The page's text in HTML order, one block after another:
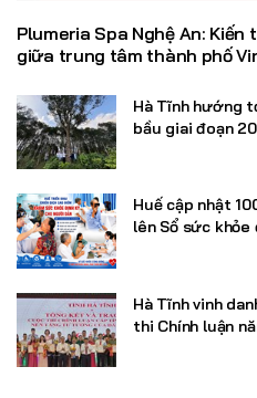
Plumeria Spa Nghệ An:
giữa trung tâm thành phố
Hà Tĩnh hướng
bầu giai đoạn
Huế cập nhật
lên Sổ sức
Hà Tĩnh vinh
thi Chính luận